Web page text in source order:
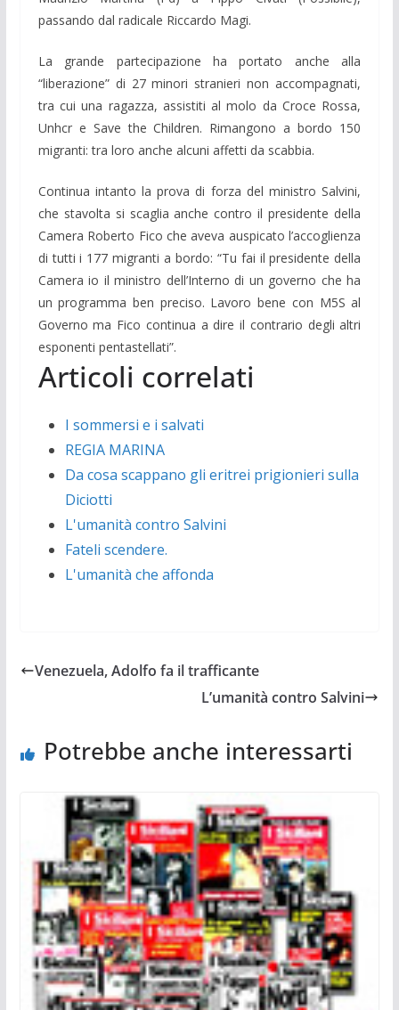
passando dal radicale Riccardo Magi.
La grande partecipazione ha portato anche alla
“liberazione” di 27 minori stranieri non accompagnati,
tra cui una ragazza, assistiti al molo da Croce Rossa,
Unhcr e Save the Children. Rimangono a bordo 150
migranti: tra loro anche alcuni affetti da scabbia.
Continua intanto la prova di forza del ministro Salvini,
che stavolta si scaglia anche contro il presidente della
Camera Roberto Fico che aveva auspicato l’accoglienza
di tutti i 177 migranti a bordo: “Tu fai il presidente della
Camera io il ministro dell’Interno di un governo che ha
un programma ben preciso. Lavoro bene con M5S al
Governo ma Fico continua a dire il contrario degli altri
esponenti pentastellati”.
Articoli correlati
I sommersi e i salvati
REGIA MARINA
Da cosa scappano gli eritrei prigionieri sulla
Diciotti
L'umanità contro Salvini
Fateli scendere.
L'umanità che affonda
Venezuela, Adolfo fa il trafficante
L’umanità contro Salvini
Potrebbe anche interessarti